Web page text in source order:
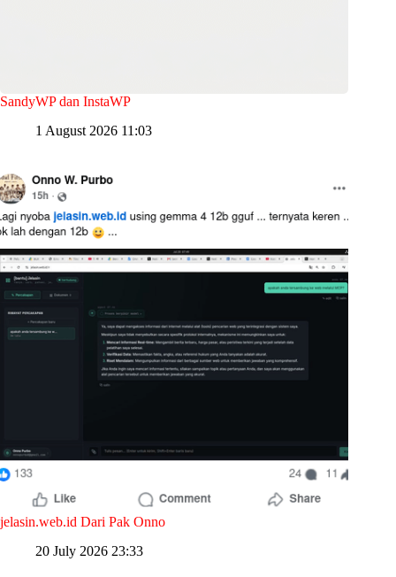
SandyWP dan InstaWP
1 August 2026 11:03
jelasin.web.id Dari Pak Onno
20 July 2026 23:33